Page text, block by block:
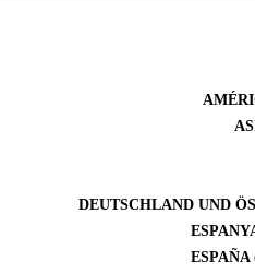
DEUTSCHLAND UND
ESPAÑA